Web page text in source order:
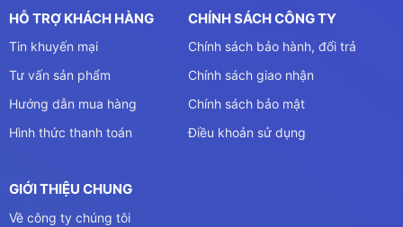
HỖ TRỢ KHÁCH HÀNG
Tin khuyến mại
Tư vấn sản phẩm
Hướng dẫn mua hàng
Hình thức thanh toán
CHÍNH SÁCH CÔNG TY
Chính sách bảo hành, đổi trả
Chính sách giao nhận
Chính sách bảo mật
Điều khoản sử dụng
GIỚI THIỆU CHUNG
Về công ty chúng tôi